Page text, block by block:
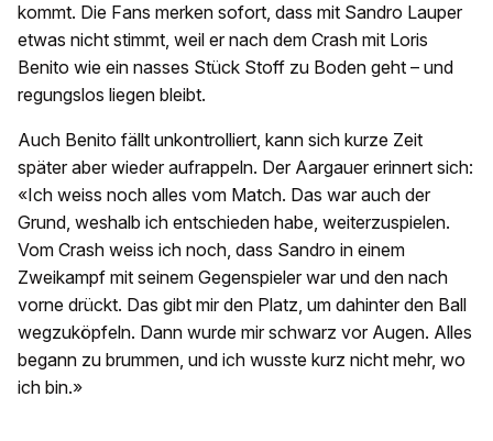
kommt. Die Fans merken sofort, dass mit Sandro Lauper
etwas nicht stimmt, weil er nach dem Crash mit Loris
Benito wie ein nasses Stück Stoff zu Boden geht – und
regungslos liegen bleibt.
Auch Benito fällt unkontrolliert, kann sich kurze Zeit
später aber wieder aufrappeln. Der Aargauer erinnert sich:
«Ich weiss noch alles vom Match. Das war auch der
Grund, weshalb ich entschieden habe, weiterzuspielen.
Vom Crash weiss ich noch, dass Sandro in einem
Zweikampf mit seinem Gegenspieler war und den nach
vorne drückt. Das gibt mir den Platz, um dahinter den Ball
wegzuköpfeln. Dann wurde mir schwarz vor Augen. Alles
begann zu brummen, und ich wusste kurz nicht mehr, wo
ich bin.»